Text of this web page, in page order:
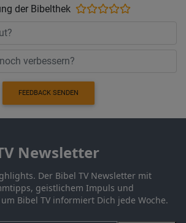
der Bibelthek
FEEDBACK SENDEN
Newsletter
Der Bibel TV Newsletter mit
geistlichem Impuls und
Bibel TV informiert Dich jede Woche.